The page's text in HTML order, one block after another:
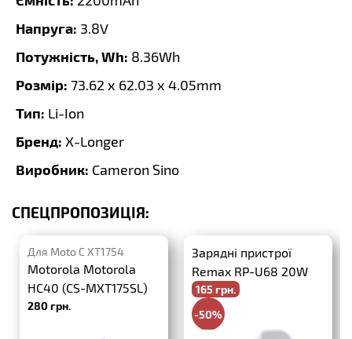
Напруга: 3.8V
Потужність, Wh: 8.36Wh
Розмір: 73.62 x 62.03 x 4.05mm
Тип: Li-Ion
Бренд: X-Longer
Виробник: Cameron Sino
СПЕЦПРОПОЗИЦІЯ:
Для Moto C XT1754
Motorola Motorola
HC40 (CS-MXT175SL)
280 грн.
Зарядні пристрої
Remax RP-U68 20W
PD+QC3.0
165 грн.
-50%